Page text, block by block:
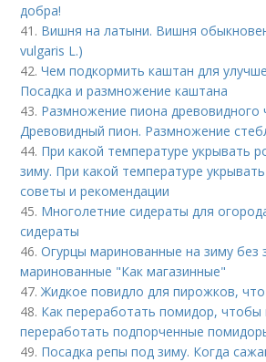
добра!
41. Вишня на латыни. Вишня
vulgaris L.)
42.Чем подкормить каштан для
Посадка и размножение каштана
43. Размножение пиона древовидного
Древовидный пион. Размножение
44. При какой температуре укрывать
зиму. При какой температуре
советы и рекомендации
45. Многолетние сидераты для
сидераты
46.Огурцы маринованные на зиму без
маринованные "Как магазинные"
47.Жидкое повидло для пирожков, что
48. Как переработать помидор, чтобы
переработать подпорченные
49. Посадка репы под зиму. Когда